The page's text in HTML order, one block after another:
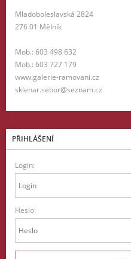
Mladoboleslavská 2824
276 01 Mělník
Mob.: 603 498 632
Mob.: 603 727 179
www.galerie-ramovani.cz
sklenar.sebor@seznam.cz
PŘIHLÁŠENÍ
Login:
Heslo: